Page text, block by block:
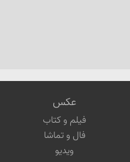
عکس
فیلم و کتاب
فال و تماشا
ویدیو